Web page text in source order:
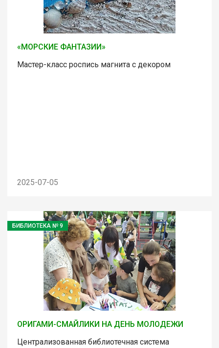
«МОРСКИЕ ФАНТАЗИИ»
Мастер-класс роспись магнита с декором
2025-07-05
БИБЛИОТЕКА № 9
ОРИГАМИ-СМАЙЛИКИ НА ДЕНЬ МОЛОДЕЖИ
Централизованная библиотечная система